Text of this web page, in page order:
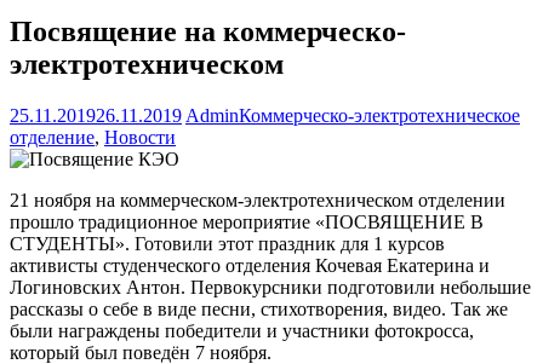
Посвящение на коммерческо-
электротехническом
25.11.201926.11.2019 AdminКоммерческо-электротехническое
отделение, Новости
21 ноября на коммерческом-электротехническом отделении
прошло традиционное мероприятие «ПОСВЯЩЕНИЕ В
СТУДЕНТЫ». Готовили этот праздник для 1 курсов
активисты студенческого отделения Кочевая Екатерина и
Логиновских Антон. Первокурсники подготовили небольшие
рассказы о себе в виде песни, стихотворения, видео. Так же
были награждены победители и участники фотокросса,
который был поведён 7 ноября.